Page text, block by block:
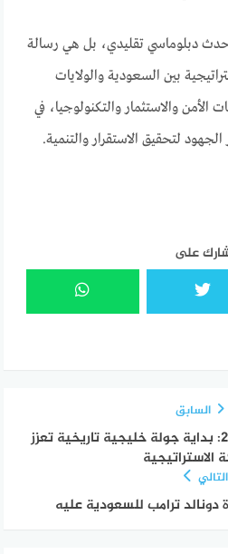
دبلوماسي تقليدي، بل هي رسالة
بين السعودية والولايات
الأمن والاستثمار والتكنولوجيا، في
لتحقيق الاستقرار والتنمية.
على
السابق
زيارة ترامب للسعودية 2025: بداية جولة خليجية تاريخية تعزز
الاستراتيجية
التالي
دونالد ترامب للسعودية عليه